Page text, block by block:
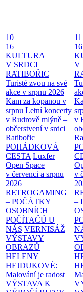
10
16
KULTURA
V SRDCI
RATIBOŘIC
Turisté zvou na své
akce v srpnu 2026
Kam za kopanou v
srpnu Letní koncerty
v Rudrově mlýně –
občerstvení v srdci
Ratibořic
POHÁDKOVÁ
CESTA Luxfer
Open Space
v červenci a srpnu
2026
RETROGAMING
– POČÁTKY
OSOBNÍCH
POČÍTAČŮ U
NÁS VERNISÁŽ
VÝSTAVY
OBRAZŮ
HELENY
HEJDUKOVÉ:
Malování je radost
VÝSTAVA K
11
16
V
v
v
–